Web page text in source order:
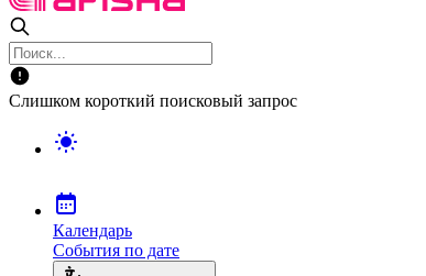
Слишком короткий поисковый запрос
Календарь
События по дате